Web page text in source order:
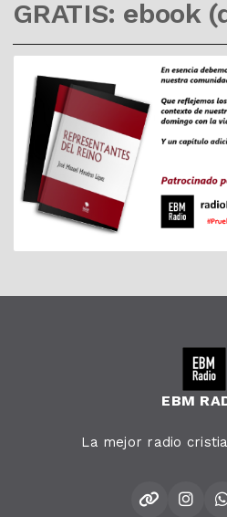
GRATIS: ebook
EBM
La mejor radio